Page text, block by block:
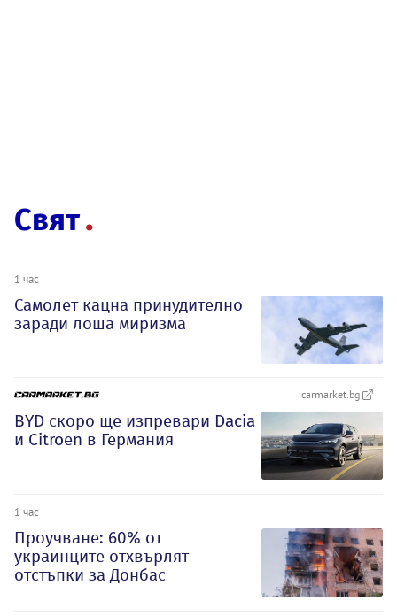
Свят
1 час
Самолет кацна принудително
заради лоша миризма
carmarket.bg
BYD скоро ще изпревари Dacia
и Citroеn в Германия
1 час
Проучване: 60% от
украинците отхвърлят
отстъпки за Донбас